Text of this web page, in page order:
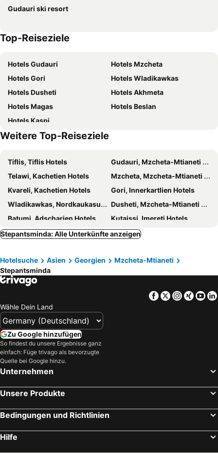
Twinsachkhoti
Kazbegi 4U
Fifth Season
Intourist Kazbegi
Hotel NOA Kazbegi
Mood Hotel Kazbegi
Alpenhaus Kazbegi Hotel & Restaurant
Vache Hotel
Hotel Horizon Kazbegi
Green Sheep Boutique Hotel
1740 Boutique Hotel Kazbegi
Kazbegi Estate
AIA Kazbegi
Kazbegi
Camp At Kuro
Sno Kazbegi
Rusudani
Capra Hotel Kazbegi
Kazbegi Kuro Cottages
Paramount Kazbegi
Gudauri ski resort
Top-Reiseziele
Hotels Gudauri
Hotels Mzcheta
Hotels Gori
Hotels Wladikawkas
Hotels Dusheti
Hotels Akhmeta
Hotels Magas
Hotels Beslan
Hotels Kaspi
Weitere Top-Reiseziele
Tiflis, Tiflis Hotels
Gudauri, Mzcheta-Mtianeti Hotels
Telawi, Kachetien Hotels
Mzcheta, Mzcheta-Mtianeti Hotels
Kvareli, Kachetien Hotels
Gori, Innerkartlien Hotels
Wladikawkas, Nordkaukasus Hotels
Dusheti, Mzcheta-Mtianeti Hotels
Batumi, Adscharien Hotels
Kutaissi, Imereti Hotels
Osurgeti, Gurien Hotels
Kobuleti, Adscharien Hotels
Stepantsminda: Alle Unterkünfte anzeigen
Hotelsuche Asien Georgien
Mzcheta-Mtianeti
Stepantsminda
Facebook
TwitterXing
Wähle Dein Land
Zu Google hinzufügen
So findest du unsere Ergebnisse ganz
einfach: Füge trivago als bevorzugte
Quelle bei Google hinzu.
Unternehmen
Unsere Produkte
Bedingungen und Richtlinien
Hilfe